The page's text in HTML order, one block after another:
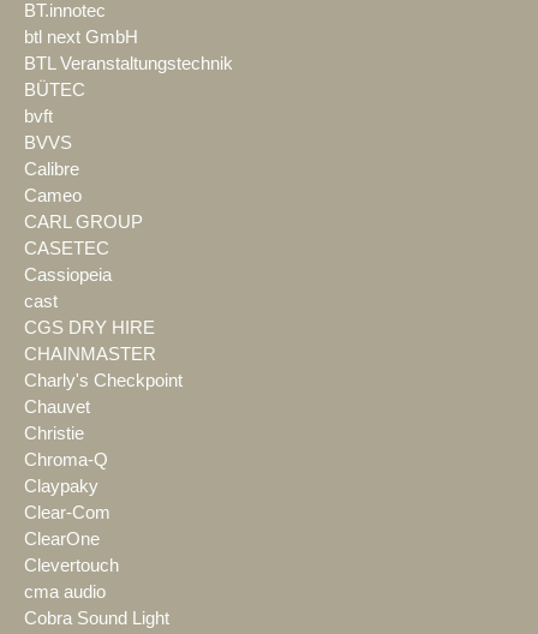
BT.innotec
btl next GmbH
BTL Veranstaltungstechnik
BÜTEC
bvft
BVVS
Calibre
Cameo
CARL GROUP
CASETEC
Cassiopeia
cast
CGS DRY HIRE
CHAINMASTER
Charly's Checkpoint
Chauvet
Christie
Chroma-Q
Claypaky
Clear-Com
ClearOne
Clevertouch
cma audio
Cobra Sound Light